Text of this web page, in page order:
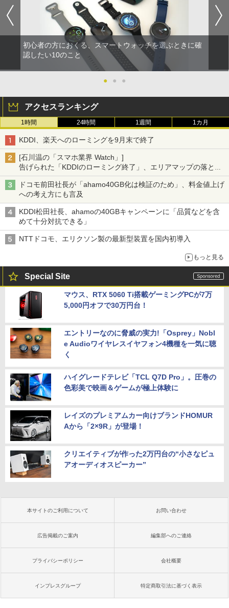
初心者の方におくる、スマートウォッチを選ぶときに確
認したい10のこと
● ● ●
アクセスランキング
1時間 24時間 1週間 1カ月
KDDI、楽天へのローミングを9月末で終了
[石川温の「スマホ業界 Watch」]
告げられた「KDDIのローミング終了」、エリアマップの落とし
穴と楽天モバイルの課題
ドコモ前田社長が「ahamo40GB化は検証のため」、料金値上げ
への考え方にも言及
KDDI松田社長、ahamoの40GBキャンペーンに「品質などを含
めて十分対抗できる」
NTTドコモ、エリクソン製の最新型装置を国内初導入
もっと見る
Special Site
マウス、RTX 5060 Ti搭載ゲーミングPCが7万
5,000円オフで30万円台！
エントリーなのに脅威の実力!「Osprey」Nobl
e Audioワイヤレスイヤフォン4機種を一気に聴
く
ハイグレードテレビ「TCL Q7D Pro」。圧巻の
色彩美で映画＆ゲームが極上体験に
レイズのプレミアムカー向けブランドHOMUR
Aから「2×9R」が登場！
クリエイティブが作った2万円台の“小さなピュ
アオーディオスピーカー”
本サイトのご利用について お問い合わせ
広告掲載のご案内 編集部へのご連絡
プライバシーポリシー 会社概要
インプレスグループ 特定商取引法に基づく表示